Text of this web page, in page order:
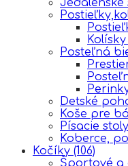
Kolísky
Posteľná
Detské
Koše pre
Písacie
Koberce,
Kočíky (106)
Športové a